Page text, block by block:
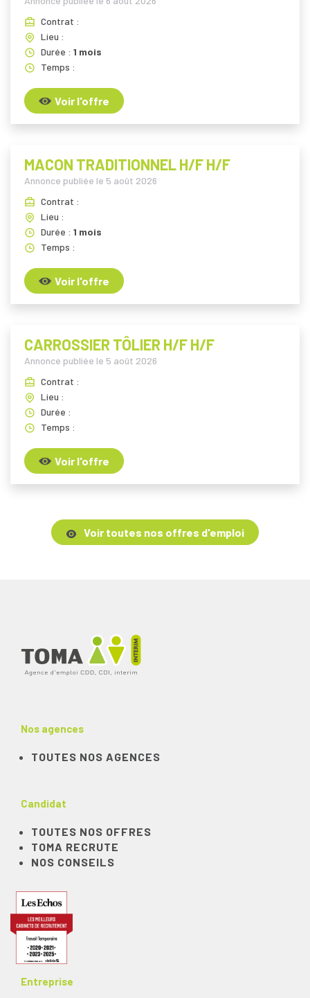
Contrat :
Lieu :
Durée : 1 mois
Temps :
Voir l'offre
MACON TRADITIONNEL H/F H/F
Annonce publiée le 5 août 2026
Contrat :
Lieu :
Durée : 1 mois
Temps :
Voir l'offre
CARROSSIER TÔLIER H/F H/F
Annonce publiée le 5 août 2026
Contrat :
Lieu :
Durée :
Temps :
Voir l'offre
Voir toutes nos offres d'emploi
Nos agences
TOUTES NOS AGENCES
Candidat
TOUTES NOS OFFRES
TOMA RECRUTE
NOS CONSEILS
Entreprise